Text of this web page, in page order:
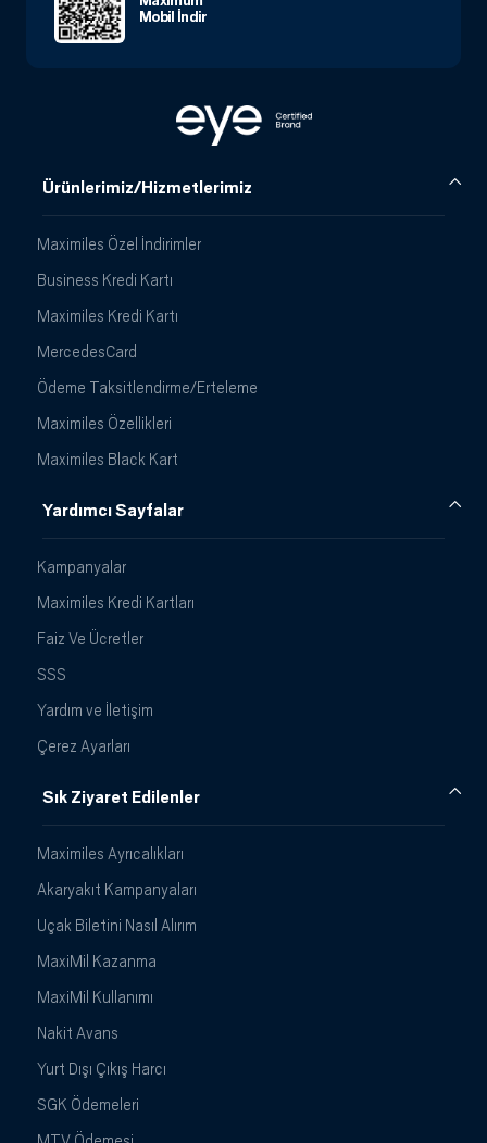
Ürünlerimiz/Hizmetlerimiz
Maximiles Özel İndirimler
Business Kredi Kartı
Maximiles Kredi Kartı
MercedesCard
Ödeme Taksitlendirme/Erteleme
Maximiles Özellikleri
Maximiles Black Kart
Yardımcı Sayfalar
Kampanyalar
Maximiles Kredi Kartları
Faiz Ve Ücretler
SSS
Yardım ve İletişim
Çerez Ayarları
Sık Ziyaret Edilenler
Maximiles Ayrıcalıkları
Akaryakıt Kampanyaları
Uçak Biletini Nasıl Alırım
MaxiMil Kazanma
MaxiMil Kullanımı
Nakit Avans
Yurt Dışı Çıkış Harcı
SGK Ödemeleri
Mobil İndir